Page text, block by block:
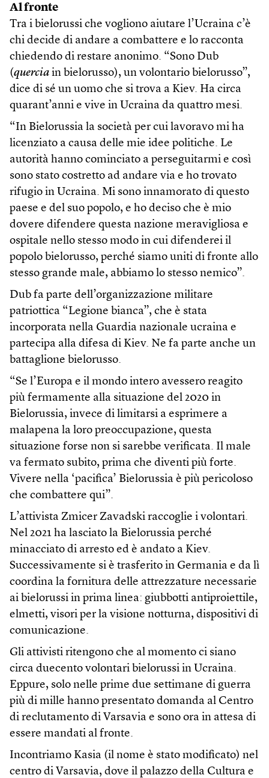
Al fronte
Tra i bielorussi che vogliono aiutare l’Ucraina c’è
chi decide di andare a combattere e lo racconta
chiedendo di restare anonimo. “Sono Dub
(quercia in bielorusso), un volontario bielorusso”,
dice di sé un uomo che si trova a Kiev. Ha circa
quarant’anni e vive in Ucraina da quattro mesi.
“In Bielorussia la società per cui lavoravo mi ha
licenziato a causa delle mie idee politiche. Le
autorità hanno cominciato a perseguitarmi e così
sono stato costretto ad andare via e ho trovato
rifugio in Ucraina. Mi sono innamorato di questo
paese e del suo popolo, e ho deciso che è mio
dovere difendere questa nazione meravigliosa e
ospitale nello stesso modo in cui difenderei il
popolo bielorusso, perché siamo uniti di fronte allo
stesso grande male, abbiamo lo stesso nemico”.
Dub fa parte dell’organizzazione militare
patriottica “Legione bianca”, che è stata
incorporata nella Guardia nazionale ucraina e
partecipa alla difesa di Kiev. Ne fa parte anche un
battaglione bielorusso.
“Se l’Europa e il mondo intero avessero reagito
più fermamente alla situazione del 2020 in
Bielorussia, invece di limitarsi a esprimere a
malapena la loro preoccupazione, questa
situazione forse non si sarebbe verificata. Il male
va fermato subito, prima che diventi più forte.
Vivere nella ‘pacifica’ Bielorussia è più pericoloso
che combattere qui”.
L’attivista Zmicer Zavadski raccoglie i volontari.
Nel 2021 ha lasciato la Bielorussia perché
minacciato di arresto ed è andato a Kiev.
Successivamente si è trasferito in Germania e da lì
coordina la fornitura delle attrezzature necessarie
ai bielorussi in prima linea: giubbotti antiproiettile,
elmetti, visori per la visione notturna, dispositivi di
comunicazione.
Gli attivisti ritengono che al momento ci siano
circa duecento volontari bielorussi in Ucraina.
Eppure, solo nelle prime due settimane di guerra
più di mille hanno presentato domanda al Centro
di reclutamento di Varsavia e sono ora in attesa di
essere mandati al fronte.
Incontriamo Kasia (il nome è stato modificato) nel
centro di Varsavia, dove il palazzo della Cultura e